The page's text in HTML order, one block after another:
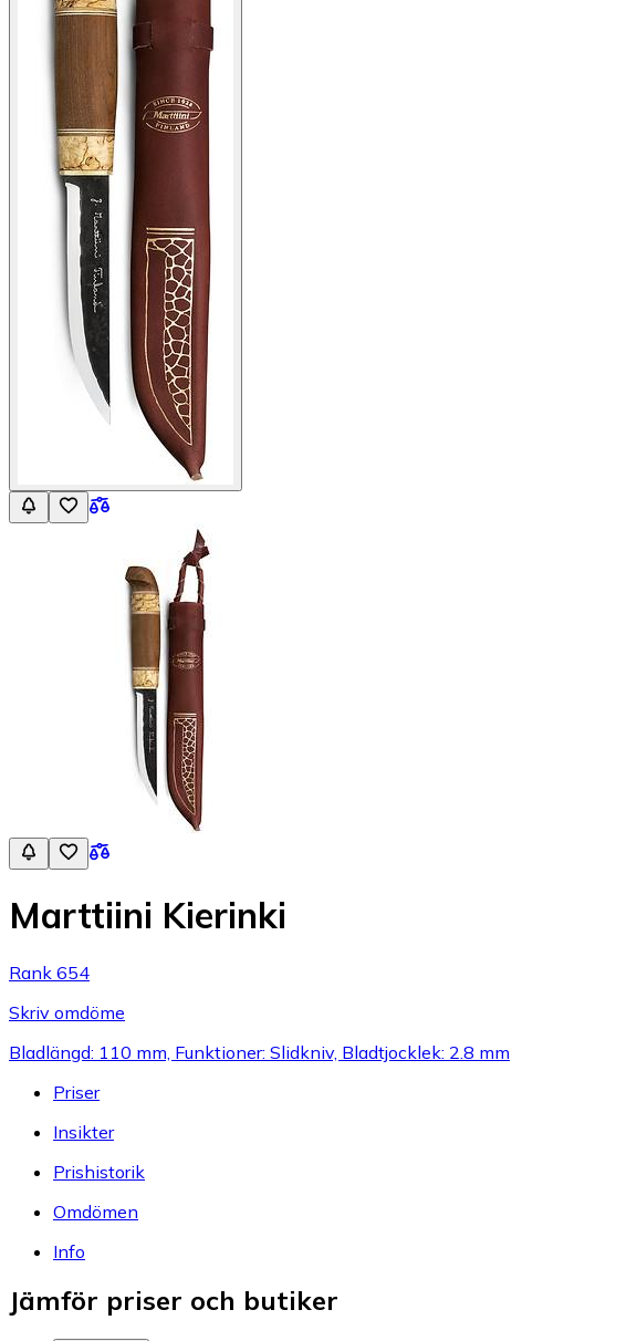
Marttiini Kierinki
Rank 654
Skriv omdöme
Bladlängd: 110 mm, Funktioner: Slidkniv, Bladtjocklek: 2.8 mm
Priser
Insikter
Prishistorik
Omdömen
Info
Jämför priser och butiker